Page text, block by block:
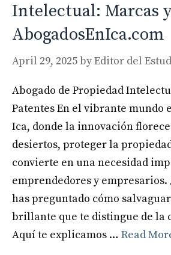
Intelectual: Marcas y
AbogadosEnIca.com
April 29, 2025byEditor del
Abogado de Propiedad
Patentes En el vibrante mundo
Ica, donde la innovación
desiertos, proteger la
convierte en una necesidad
emprendedores y empresarios.
has preguntado cómo
brillante que te distingue de la
Aquí te explicamos … Read